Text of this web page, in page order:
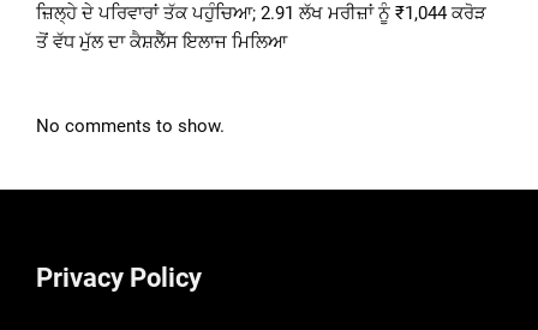
ਜ਼ਿਲ੍ਹੇ ਦੇ ਪਰਿਵਾਰਾਂ ਤੱਕ ਪਹੁੰਚਿਆ; 2.91 ਲੱਖ ਮਰੀਜ਼ਾਂ ਨੂੰ ₹1,044 ਕਰੋੜ
ਤੋਂ ਵੱਧ ਮੁੱਲ ਦਾ ਕੈਸ਼ਲੈੱਸ ਇਲਾਜ ਮਿਲਿਆ
No comments to show.
Privacy Policy